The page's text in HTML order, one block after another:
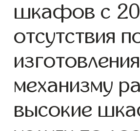
шкафов с
отсутствия
механизму
высокие